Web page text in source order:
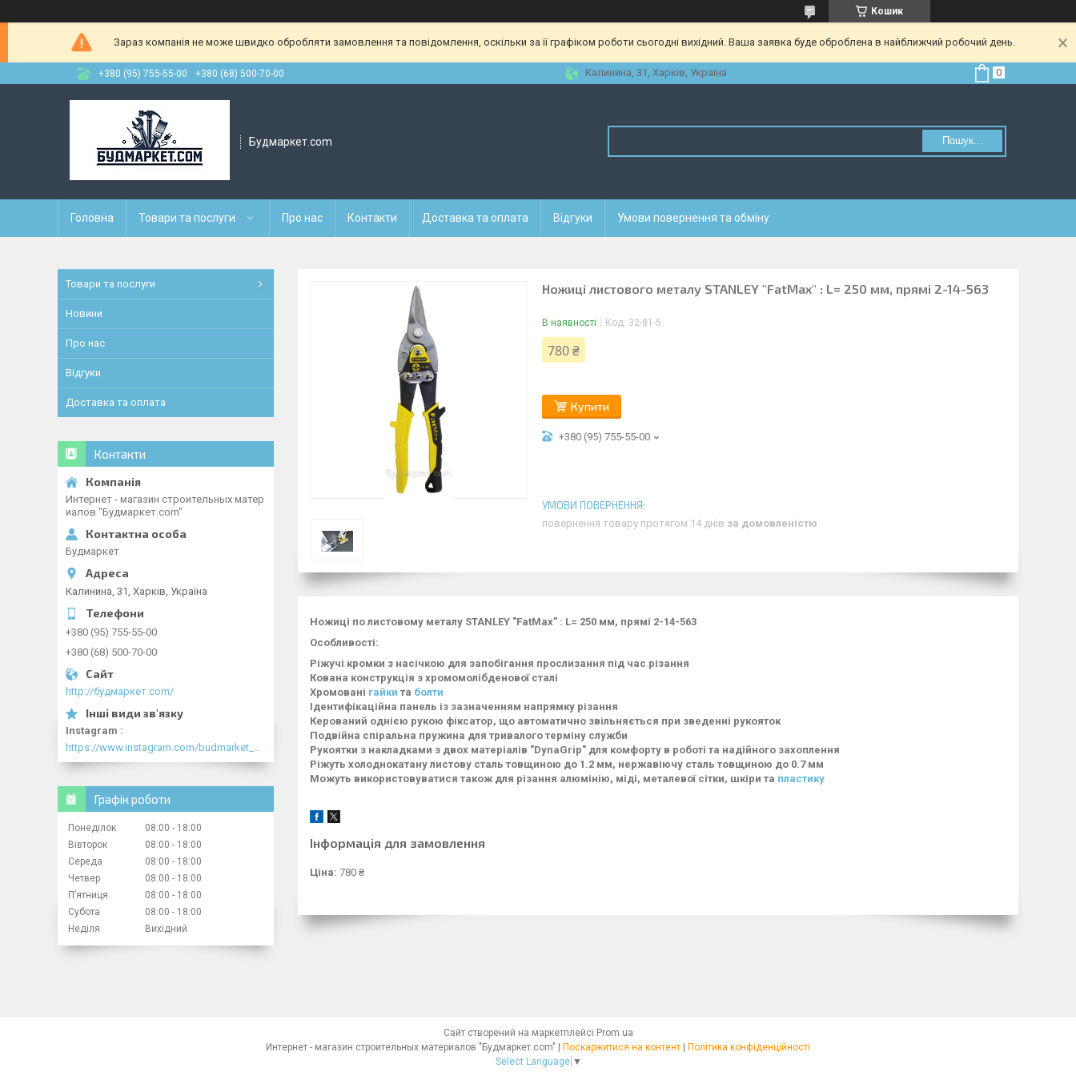
Кошик
Зараз компанія не може швидко обробляти замовлення та повідомлення, оскільки за її графіком роботи сьогодні вихідний. Ваша заявка буде оброблена в найближчий робочий день.
+380 (95) 755-55-00 +380 (68) 500-70-00 Калинина, 31, Харків, Україна
Будмаркет.com Пошук...
Головна Товари та послуги Про нас Контакти Доставка та оплата Відгуки Умови повернення та обміну
Ножиці листового металу STANLEY "FatMax" : L= 250 мм, прямі 2-14-563
В наявності Код: 32-81-5
780 ₴
Купити
+380 (95) 755-55-00
повернення товару протягом 14 днів за домовленістю
Ножиці по листовому металу STANLEY "FatMax" : L= 250 мм, прямі 2-14-563
Особливості:
Ріжучі кромки з насічкою для запобігання прослизання під час різання
Кована конструкція з хромомолібденової сталі
Хромовані гайки та болти
Ідентифікаційна панель із зазначенням напрямку різання
Керований однією рукою фіксатор, що автоматично звільняється при зведенні рукояток
Подвійна спіральна пружина для тривалого терміну служби
Рукоятки з накладками з двох матеріалів "DynaGrip" для комфорту в роботі та надійного захоплення
Ріжуть холоднокатану листову сталь товщиною до 1.2 мм, нержавіючу сталь товщиною до 0.7 мм
Можуть використовуватися також для різання алюмінію, міді, металевої сітки, шкіри та пластику
Інформація для замовлення
Ціна: 780 ₴
Товари та послуги
Новини
Про нас
Відгуки
Доставка та оплата
Контакти
Интернет - магазин строительных матер
иалов "Будмаркет.com"
Будмаркет
Калинина, 31, Харків, Україна
+380 (95) 755-55-00
+380 (68) 500-70-00
http://будмаркет.com/
Instagram
Графік роботи
Понеділок 08:00
18:00
Вівторок
08:00
18:00
Середа
08:00
18:00
Четвер
08:00
18:00
Пʼятниця
08:00
18:00
Субота
08:00
18:00
Неділя
Вихідний
Сайт створений на маркетплейсі Prom.ua
Интернет - магазин строительных материалов "Будмаркет.com" | Поскаржитися на контент | Політика конфіденційності
Select Language ▼